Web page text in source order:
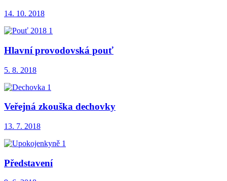
14. 10. 2018
Hlavní provodovská pouť
5. 8. 2018
Veřejná zkouška dechovky
13. 7. 2018
Představení